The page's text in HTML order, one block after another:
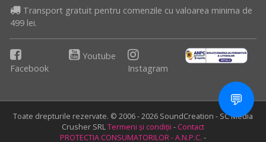
Transport gratuit pentru comenzile cu valoarea minima de
499 lei.
Facebook
Youtube
Instagram
Toate drepturile rezervate. © 2006 - 2026 SoundCreation - SC Media
Crusher SRLTermeni și condiții - Contact
PROTECTIA CONSUMATORILOR - A.N.P.C. -
💬